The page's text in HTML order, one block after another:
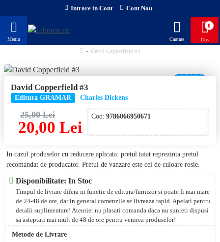
Intrare in Cont Cont Nou
0
David Copperfield #3
David Copperfield #3
Editura GRAMAR Charles Dickens
20,00 Lei
25,00 Lei Cod: 9786066950671
Metode de Livrare
In cazul produselor cu reducere aplicata: pretul taiat reprezinta pretul
recomandat de producator. Pretul de vanzare este cel de culoare rosie.
Disponibilitate: In Stoc
Timpul de livrare difera in functie de editura/furnizor si poate fi mai mare
de 24-48 de ore, dar in general comenzile se livreaza rapid. Apelati pentru
detalii suplimentare! Atentie: nu plasati comanda daca nu sunteti dispusi
sa asteptati mai mult de 48 de ore pentru venirea produselor!